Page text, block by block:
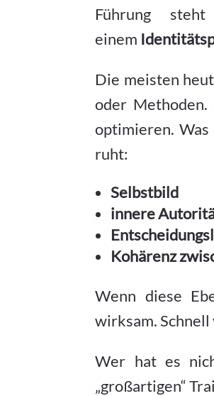
Führung
einem
Die meisten
oder Methoden.
optimieren. Was
ruht:
Selbstbild
innere
Kohärenz
Wenn diese
wirksam.
Wer hat es
„großartigen“